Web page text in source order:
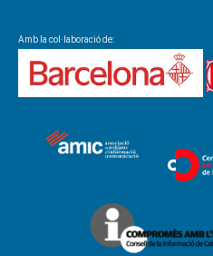
Amb la col·laboració de: